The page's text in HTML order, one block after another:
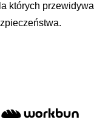
których